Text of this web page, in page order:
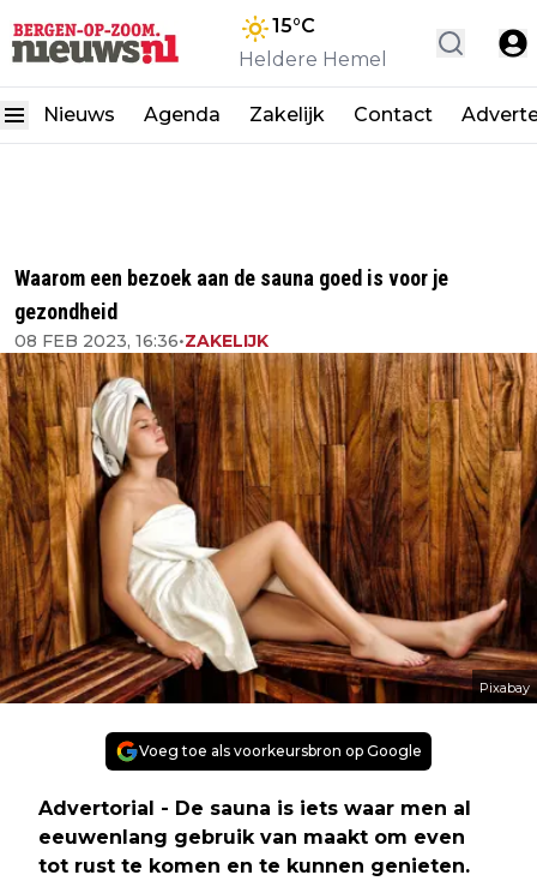
15°C
Heldere Hemel
Nieuws Agenda Zakelijk Contact
Waarom een bezoek aan de sauna goed is voor je
gezondheid
08 FEB 2023, 16:36•ZAKELIJK
Pixabay
Voeg toe als voorkeursbron op Google
Advertorial - De sauna is iets waar men al
eeuwenlang gebruik van maakt om even
tot rust te komen en te kunnen genieten.